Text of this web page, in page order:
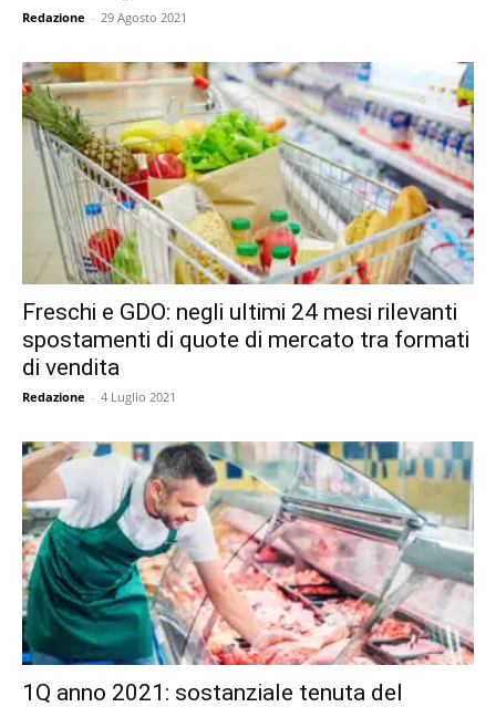
Redazione - 29 Agosto 2021
Freschi e GDO: negli ultimi 24 mesi rilevanti
spostamenti di quote di mercato tra formati
di vendita
Redazione - 4 Luglio 2021
1Q anno 2021: sostanziale tenuta del